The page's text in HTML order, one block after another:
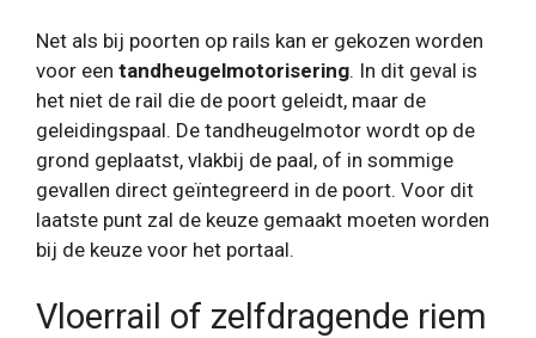
Net als bij poorten op rails kan er gekozen worden
voor een tandheugelmotorisering. In dit geval is
het niet de rail die de poort geleidt, maar de
geleidingspaal. De tandheugelmotor wordt op de
grond geplaatst, vlakbij de paal, of in sommige
gevallen direct geïntegreerd in de poort. Voor dit
laatste punt zal de keuze gemaakt moeten worden
bij de keuze voor het portaal.
Vloerrail of zelfdragende riem